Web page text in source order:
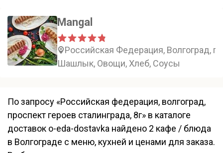
Mangal
Российская Федерация, Волгоград,
Шашлык, Овощи, Хлеб, Соусы
По запросу «Российская федерация, волгоград,
проспект героев сталинграда, 8г» в каталоге
доставок o-eda-dostavka найдено 2 кафе / блюда
в Волгограде с меню, кухней и ценами для заказа.